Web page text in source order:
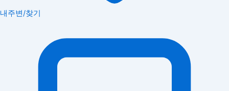
내주변/찾기